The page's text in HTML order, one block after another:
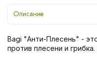
Описание
Bagi "Анти-Плесень" -
против плесени и